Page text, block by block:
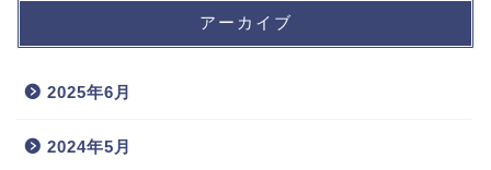
アーカイブ
2025年6月
2024年5月